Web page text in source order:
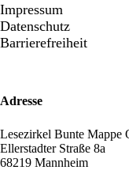
Impressum
Datenschutz
Barrierefreiheit
Adresse
Lesezirkel Bunte Mappe
Ellerstadter Straße 8a
68219 Mannheim